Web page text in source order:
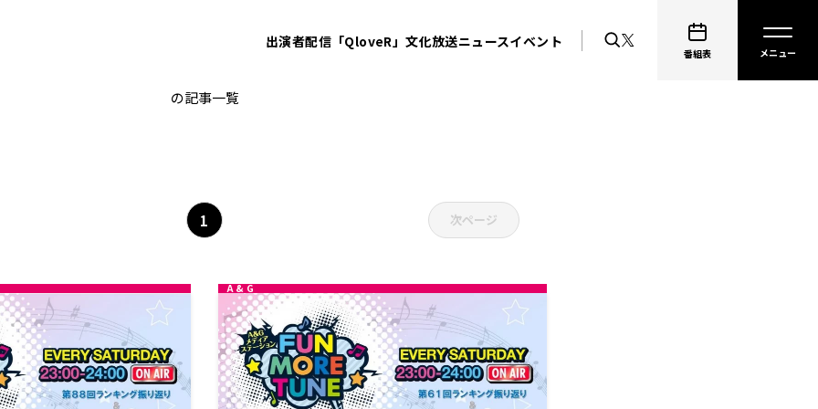
出演者配信「QloveR」文化放送ニュースイベント
番組表
の記事一覧
1 次ページ